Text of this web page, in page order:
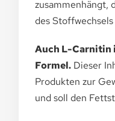
zusammenhängt,
des
Auch L-Carnitin
Formel. Dieser
Produkten zur
und soll den